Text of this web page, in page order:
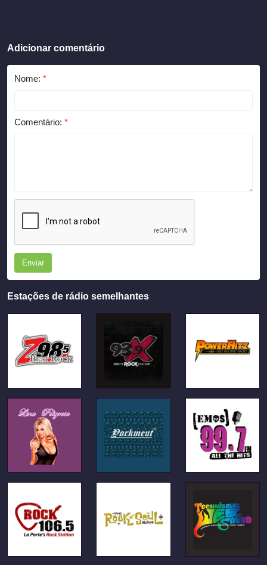
Adicionar comentário
Nome: *
Comentário: *
Enviar
Estações de rádio semelhantes